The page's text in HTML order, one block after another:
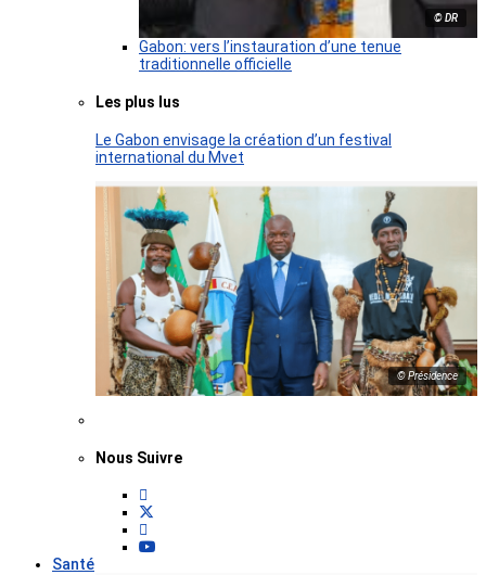
© DR
Gabon: vers l’instauration d’une tenue
traditionnelle officielle
Les plus lus
Le Gabon envisage la création d’un festival
international du Mvet
© Présidence
Nous Suivre
Santé